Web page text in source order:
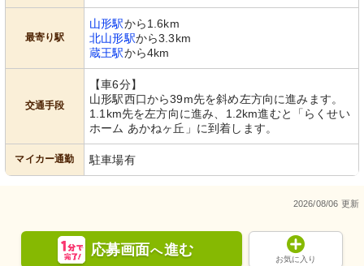
最寄り駅
山形駅から1.6km
北山形駅から3.3km
蔵王駅から4km
交通手段
【車6分】
山形駅西口から39m先を斜め左方向に進みます。
1.1km先を左方向に進み、1.2km進むと「らくせい
ホーム あかねヶ丘」に到着します。
マイカー通勤 駐車場有
2026/08/06 更新
応募画面へ進む
お気に入り